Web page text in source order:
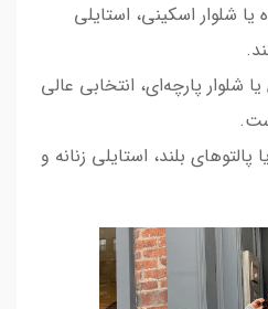
یا شلوار اسکینی، استایلی
شلوار پارچه‌ای، انتخابی عالی
پالتوهای بلند، استایلی زنانه و